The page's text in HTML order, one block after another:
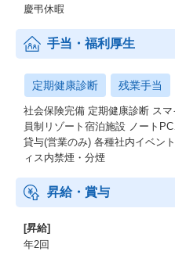
慶弔休暇
手当・福利厚生
定期健康診断 残業手当
社会保険完備 定期健康診断 ス
員制リゾート宿泊施設 ノート
貸与(営業のみ) 各種社内イベン
ィス内禁煙・分煙
昇給・賞与
[昇給]
年2回